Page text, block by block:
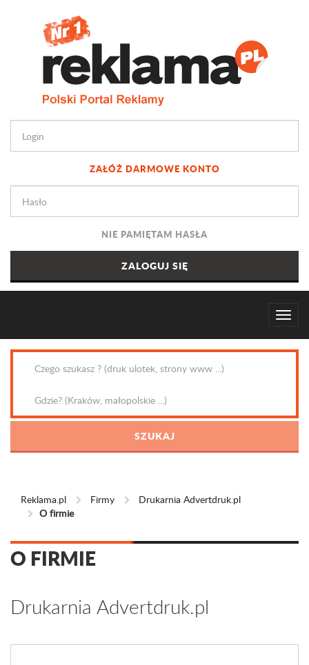
ZAŁÓŻ DARMOWE KONTO
NIE PAMIĘTAM HASŁA
Reklama.pl Firmy
Drukarnia Advertdruk.pl
O firmie
O FIRMIE
Drukarnia Advertdruk.pl